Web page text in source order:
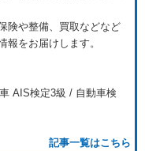
険や整備、買取などなど
報をお届けします。
AIS検定3級 / 自動車検
記事一覧はこちら